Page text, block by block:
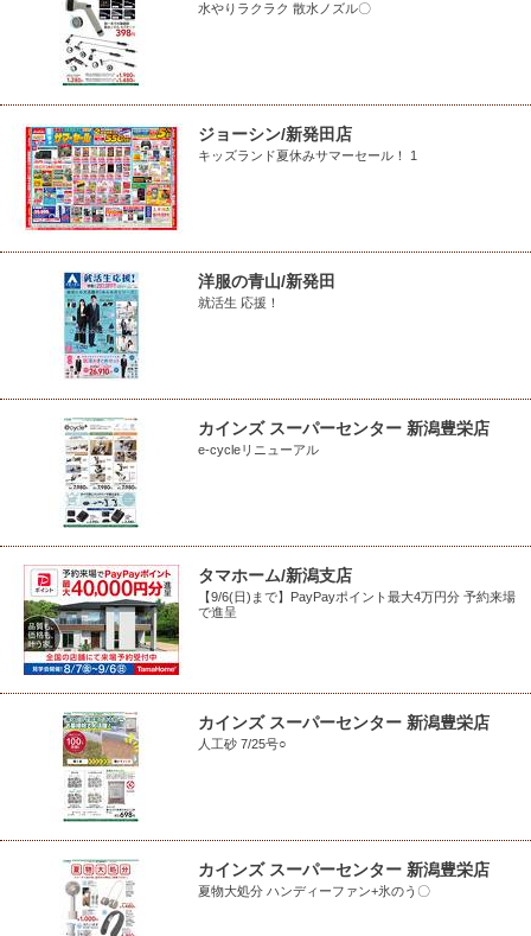
水やりラクラク 散水ノズル〇
ジョーシン/新発田店
キッズランド夏休みサマーセール！ 1
洋服の青山/新発田
就活生 応援！
カインズ スーパーセンター 新潟豊栄店
e-cycleリニューアル
タマホーム/新潟支店
【9/6(日)まで】PayPayポイント最大4万円分 予約来場
で進呈
カインズ スーパーセンター 新潟豊栄店
人工砂 7/25号○
カインズ スーパーセンター 新潟豊栄店
夏物大処分 ハンディーファン+氷のう〇